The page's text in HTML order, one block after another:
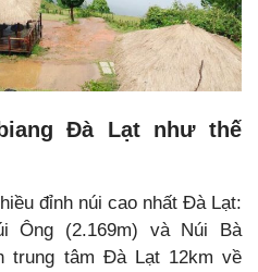
Đà Lạt như thế
đỉnh núi cao nhất Đà Lạt:
Ông (2.169m) và Núi Bà
trung tâm Đà Lạt 12km về